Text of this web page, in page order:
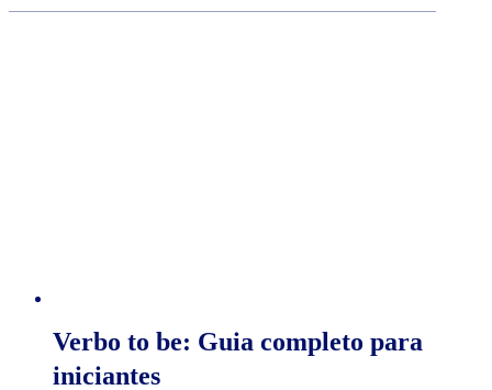
Verbo to be: Guia completo para
iniciantes